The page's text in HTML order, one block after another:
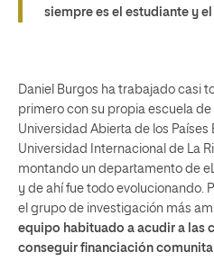
siempre es el estudiante y
Daniel Burgos ha trabajado casi
primero con su propia escuela
Universidad Abierta de los Países
Universidad Internacional de La
montando un departamento de
y de ahí fue todo evolucionando.
el grupo de investigación más
equipo habituado a acudir a las
conseguir financiación